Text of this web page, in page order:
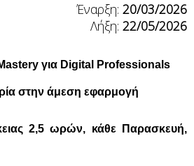
Έναρξη: 20/03/2026
Λήξη: 22/05/2026
για Digital Professionals
στην άμεση εφαρμογή
2,5 ωρών, κάθε Παρασκευή,